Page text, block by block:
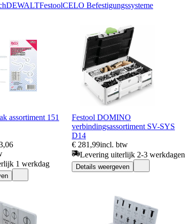
DEWALTFestoolCELO Befestigungssysteme
assortiment 151
1 werkdag
Festool DOMINO
verbindingsassortiment SV-SYS
D14
€ 281,99incl. btw
Levering uiterlijk 2-3 werkdagen
Details weergeven